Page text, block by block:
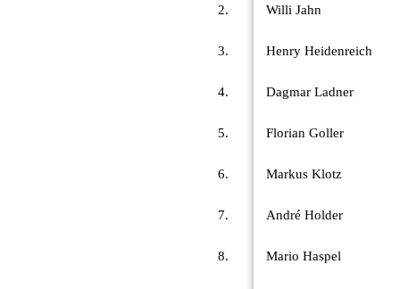
2. Willi Jahn
3. Henry Heidenreich
4. Dagmar Ladner
5. Florian Goller
6. Markus Klotz
7. André Holder
8. Mario Haspel